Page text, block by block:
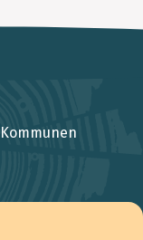
Kommunen